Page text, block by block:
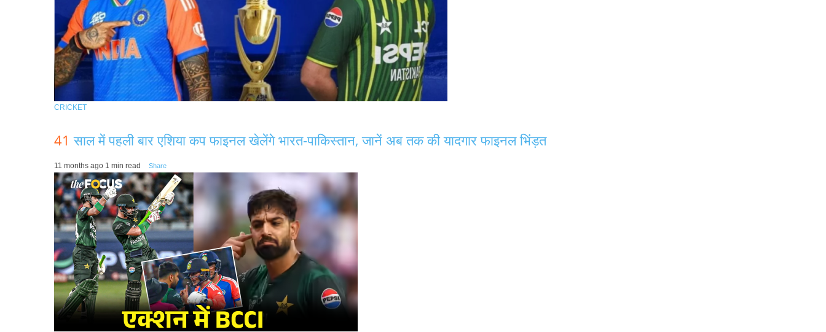
CRICKET
41 साल में पहली बार एशिया कप फाइनल खेलेंगे भारत-पाकिस्तान, जानें अब तक की यादगार फाइनल भिंड़त
11 months ago 1 min read Share